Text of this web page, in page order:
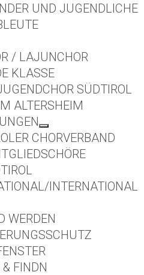
UND JUGENDLICHE
/ LAJUNCHOR
KLASSE
SÜDTIROL
ALTERSHEIM
CHORVERBAND
INTERNATIONAL
WERDEN
FINDN